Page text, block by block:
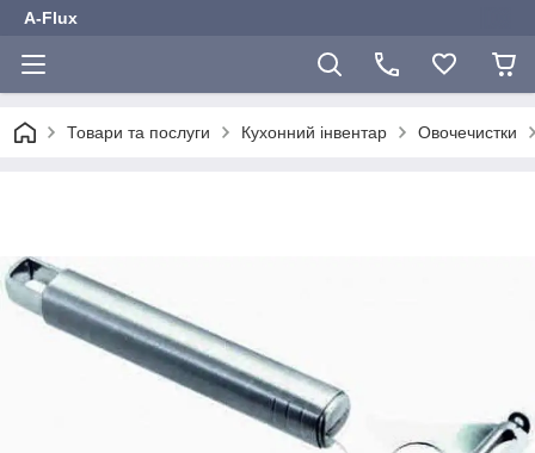
A-Flux
Товари та послуги Кухонний інвентар Овочечистки